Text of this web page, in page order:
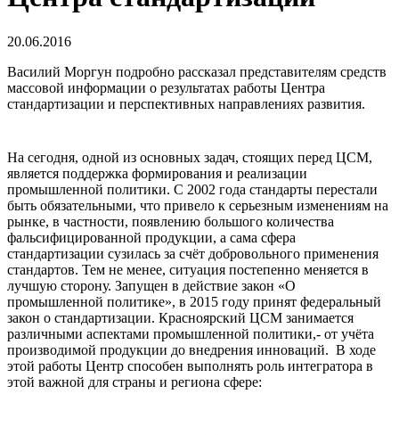
20.06.2016
Василий Моргун подробно рассказал представителям средств
массовой информации о результатах работы Центра
стандартизации и перспективных направлениях развития.
На сегодня, одной из основных задач, стоящих перед ЦСМ,
является поддержка формирования и реализации
промышленной политики. С 2002 года стандарты перестали
быть обязательными, что привело к серьезным изменениям на
рынке, в частности, появлению большого количества
фальсифицированной продукции, а сама сфера
стандартизации сузилась за счёт добровольного применения
стандартов. Тем не менее, ситуация постепенно меняется в
лучшую сторону. Запущен в действие закон «О
промышленной политике», в 2015 году принят федеральный
закон о стандартизации. Красноярский ЦСМ занимается
различными аспектами промышленной политики,- от учёта
производимой продукции до внедрения инноваций. В ходе
этой работы Центр способен выполнять роль интегратора в
этой важной для страны и региона сфере: